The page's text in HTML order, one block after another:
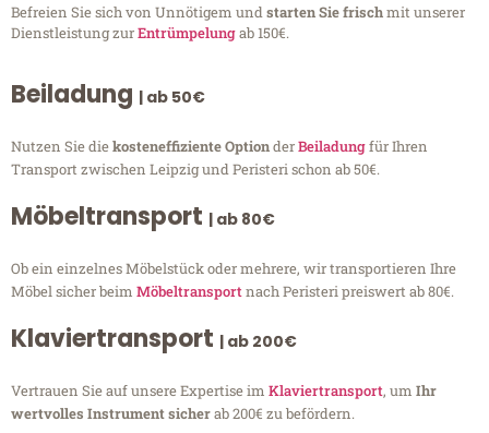
Befreien Sie sich von Unnötigem undstarten Sie frischmit unserer
Dienstleistung zurEntrümpelungab 150€.
Beiladung | ab 50€
Nutzen Sie diekosteneffiziente OptionderBeiladungfür Ihren
Transport zwischen Leipzig und Peristeri schon ab 50€.
Möbeltransport | ab 80€
Ob ein einzelnes Möbelstück oder mehrere, wir transportieren Ihre
Möbel sicher beim Möbeltransportnach Peristeri preiswert ab 80€.
Klaviertransport | ab 200€
Vertrauen Sie auf unsere Expertise im Klaviertransport, um Ihr
wertvolles Instrument sicherab 200€ zu befördern.